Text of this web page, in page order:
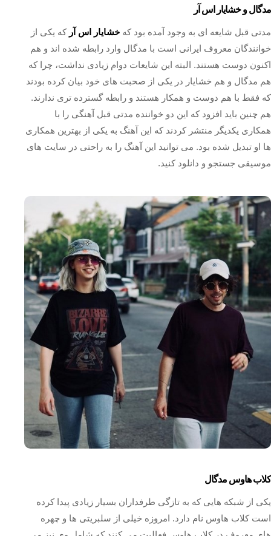
مدگال و خشایار اس آر
مدتی قبل شایعه ای به وجود آمده بود که خشایار اس آر که یکی از
خوانندگان معروف ایرانی است با مدگال وارد رابطه شده اند و هم
اکنون دوست هستند. البته این شایعات دوام زیادی نداشت، چرا که
هم مدگال و هم خشایار در یکی از صحبت‌ های خود بیان کرده بودند
که فقط با هم دوست و همکار هستند و رابطه گسترده تری ندارند.
هم چنین باید افزود که این دو خواننده مدتی قبل آهنگی را با
همکاری یکدیگر منتشر کردند که این آهنگ به یکی از بهترین همکاری
ها او تبدیل شده بود. می توانید این آهنگ را به راحتی در سایت های
موسیقی جستجو و دانلود کنید.
کلاب هاوس مدگال
یکی از شبکه هایی که به تازگی طرفداران بسیار زیادی پیدا کرده
است کلاب هاوس نام دارد. امروزه خیلی از سلبریتی ها و چهره